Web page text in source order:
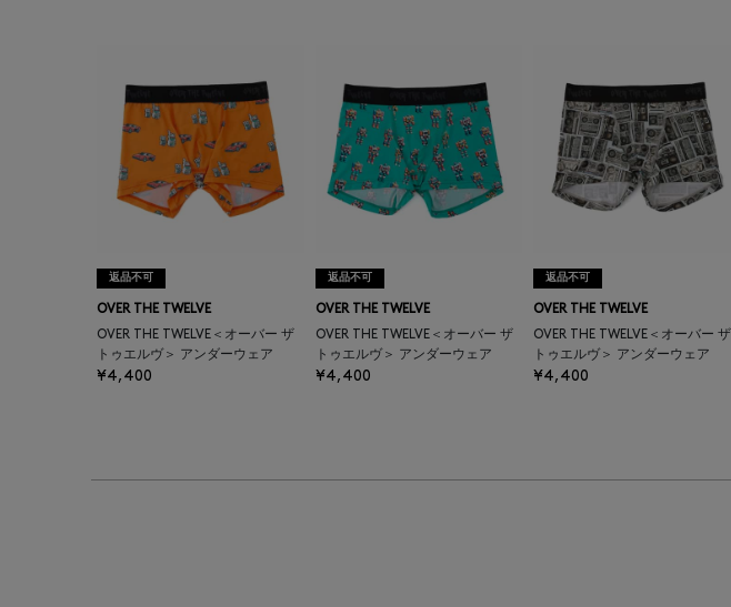
返品不可
OVER THE TWELVE
OVER THE TWELVE＜オーバー ザ
トゥエルヴ＞ アンダーウェア
¥4,400
返品不可
OVER THE TWELVE
OVER THE TWELVE＜オーバー ザ
トゥエルヴ＞ アンダーウェア
¥4,400
返品不可
OVER THE TWELVE
OVER THE TWELVE＜オーバー ザ
トゥエルヴ＞ アンダーウェア
¥4,400